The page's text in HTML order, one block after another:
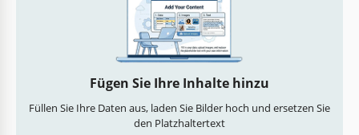
Fügen Sie Ihre Inhalte hinzu
Füllen Sie Ihre Daten aus, laden Sie Bilder hoch und ersetzen Sie
den Platzhaltertext